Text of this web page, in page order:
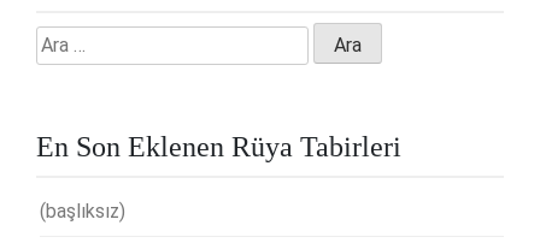
Arama:
En Son Eklenen Rüya Tabirleri
(başlıksız)